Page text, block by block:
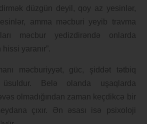
düzgün deyil, qoy az yesinlər,
amma məcburi yeyib travma
məcbur yedizdirəndə onlarda
yaranır”.
məcburiyyət, güc, şiddət tətbiq
üsuldur. Belə olanda uşaqlarda
olmadığından zaman keçdikcə bir
çıxır. Ən əsası isə psixoloji